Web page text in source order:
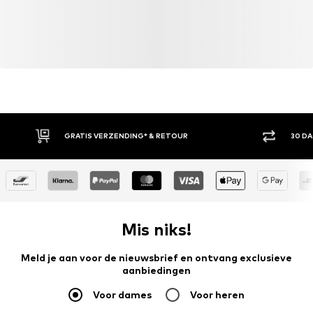
GRATIS VERZENDING* & RETOUR 30
Mis niks!
Meld je aan voor de nieuwsbrief en ontvang exclusieve
aanbiedingen
Voor dames Voor heren